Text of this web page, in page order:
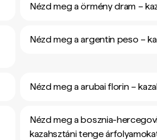
Nézd meg a örmény dram –
Nézd meg a argentin peso –
Nézd meg a arubai florin –
Nézd meg a bosznia-
kazahsztáni tenge